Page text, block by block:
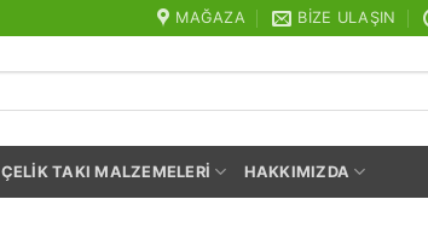
MAĞAZA BIZE ULAŞIN
ÇELIK TAKI MALZEMELERI HAKKIMIZDA